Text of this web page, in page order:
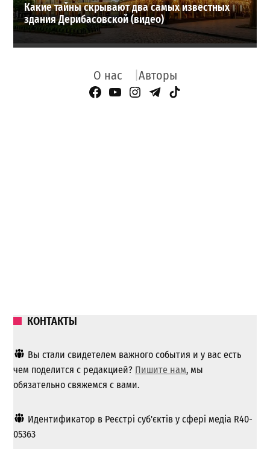
Какие тайны скрывают два самых известных
здания Дерибасовской (видео)
О нас Авторы
Facebook Page
YouTube
Instagram
Telegram
TikTok
КОНТАКТЫ
Вы стали свидетелем важного события и у вас есть
чем поделится с редакцией? Пишите нам, мы
обязательно свяжемся с вами.
Идентификатор в Реєстрі суб'єктів у сфері медіа R40-
05363